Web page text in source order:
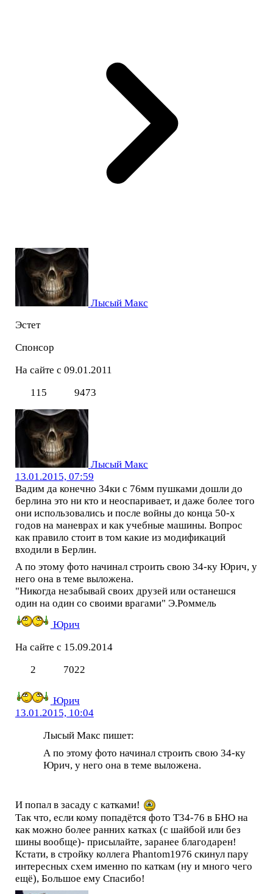
Лысый Макс
Эстет
Спонсор
На сайте с 09.01.2011
115
9473
Лысый Макс
13.01.2015, 07:59
Вадим да конечно 34ки с 76мм пушками дошли до
берлина это ни кто и неоспаривает, и даже более того
они использовались и после войны до конца 50-х
годов на маневрах и как учебные машины. Вопрос
как правило стоит в том какие из модификаций
входили в Берлин.
А по этому фото начинал строить свою 34-ку Юрич, у
него она в теме выложена.
"Никогда незабывай своих друзей или останешся
один на один со своими врагами" Э.Роммель
Юрич
На сайте с 15.09.2014
2
7022
Юрич
13.01.2015, 10:04
Лысый Макс пишет:
А по этому фото начинал строить свою 34-ку
Юрич, у него она в теме выложена.
И попал в засаду с катками!
Так что, если кому попадётся фото Т34-76 в БНО на
как можно более ранних катках (с шайбой или без
шины вообще)- присылайте, заранее благодарен!
Кстати, в стройку коллега Phantom1976 скинул пару
интересных схем именно по каткам (ну и много чего
ещё), Большое ему Спасибо!